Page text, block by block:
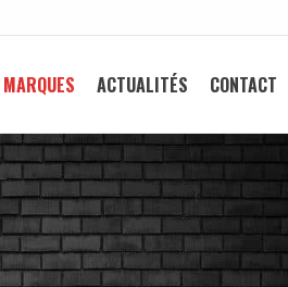
MARQUES ACTUALITÉS CONTACT